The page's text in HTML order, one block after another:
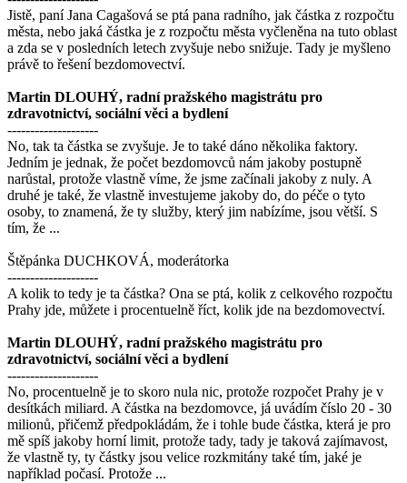
Jistě, paní Jana Cagašová se ptá pana radního, jak částka z rozpočtu
města, nebo jaká částka je z rozpočtu města vyčleněna na tuto oblast
a zda se v posledních letech zvyšuje nebo snižuje. Tady je myšleno
právě to řešení bezdomovectví.
Martin DLOUHÝ, radní pražského magistrátu pro
zdravotnictví, sociální věci a bydlení
--------------------
No, tak ta částka se zvyšuje. Je to také dáno několika faktory.
Jedním je jednak, že počet bezdomovců nám jakoby postupně
narůstal, protože vlastně víme, že jsme začínali jakoby z nuly. A
druhé je také, že vlastně investujeme jakoby do, do péče o tyto
osoby, to znamená, že ty služby, který jim nabízíme, jsou větší. S
tím, že ...
Štěpánka DUCHKOVÁ, moderátorka
--------------------
A kolik to tedy je ta částka? Ona se ptá, kolik z celkového rozpočtu
Prahy jde, můžete i procentuelně říct, kolik jde na bezdomovectví.
Martin DLOUHÝ, radní pražského magistrátu pro
zdravotnictví, sociální věci a bydlení
--------------------
No, procentuelně je to skoro nula nic, protože rozpočet Prahy je v
desítkách miliard. A částka na bezdomovce, já uvádím číslo 20 - 30
milionů, přičemž předpokládám, že i tohle bude částka, která je pro
mě spíš jakoby horní limit, protože tady, tady je taková zajímavost,
že vlastně ty, ty částky jsou velice rozkmitány také tím, jaké je
například počasí. Protože ...